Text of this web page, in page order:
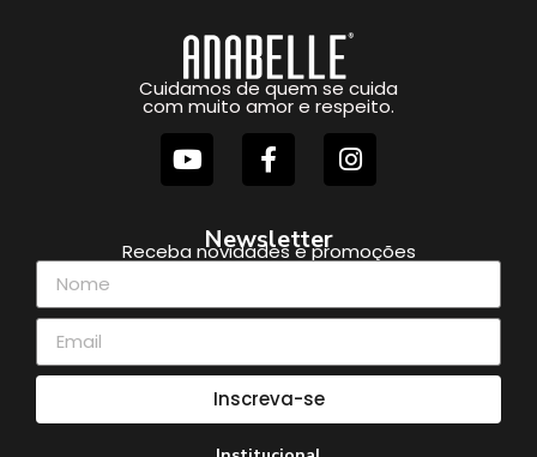
Cuidamos de quem se cuida
com muito amor e respeito.
Newsletter
Receba novidades e promoções
Inscreva-se